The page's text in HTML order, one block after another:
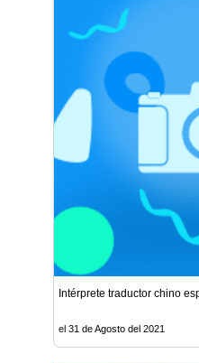
Intérprete traductor chino
el 31 de Agosto del 2021